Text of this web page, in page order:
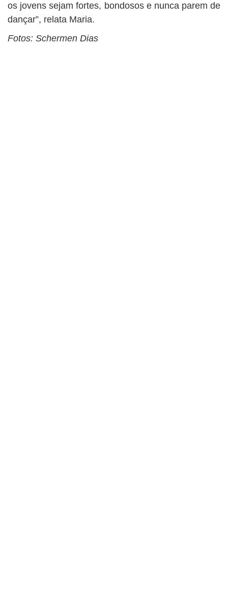
os jovens sejam fortes, bondosos e nunca parem de
dançar”, relata Maria.
Fotos: Schermen Dias